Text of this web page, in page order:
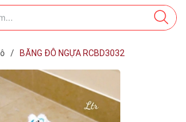
/ BĂNG ĐÔ NGỰA RCBD3032